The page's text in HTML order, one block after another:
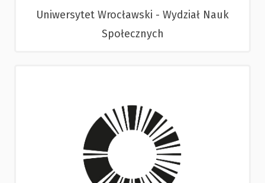
Uniwersytet Wrocławski - Wydział Nauk
Społecznych